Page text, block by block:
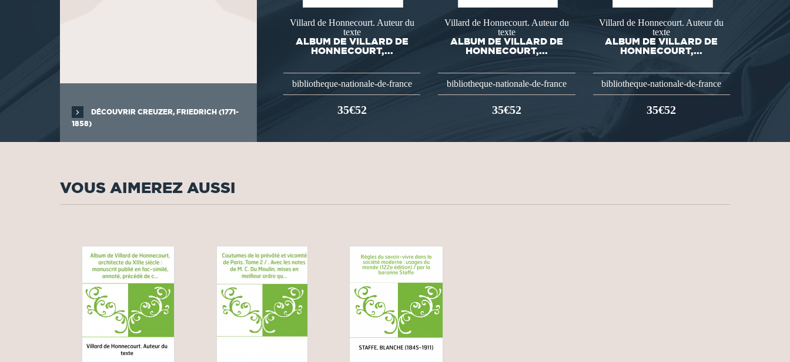
DÉCOUVRIR CREUZER, FRIEDRICH (1771-
1858)
Villard de Honnecourt. Auteur du
texte
ALBUM DE VILLARD DE
HONNECOURT,...
bibliotheque-nationale-de-france
35€52
Villard de Honnecourt. Auteur du
texte
ALBUM DE VILLARD DE
HONNECOURT,...
bibliotheque-nationale-de-france
35€52
Villard de Honnecourt. Auteur du
texte
ALBUM DE VILLARD DE
HONNECOURT,...
bibliotheque-nationale-de-france
35€52
VOUS AIMEREZ AUSSI